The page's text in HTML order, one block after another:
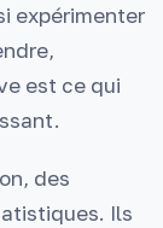
expérimenter
est ce qui
des
Ils